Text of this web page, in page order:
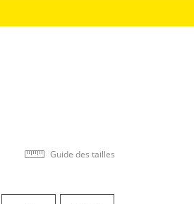
Guide des tailles